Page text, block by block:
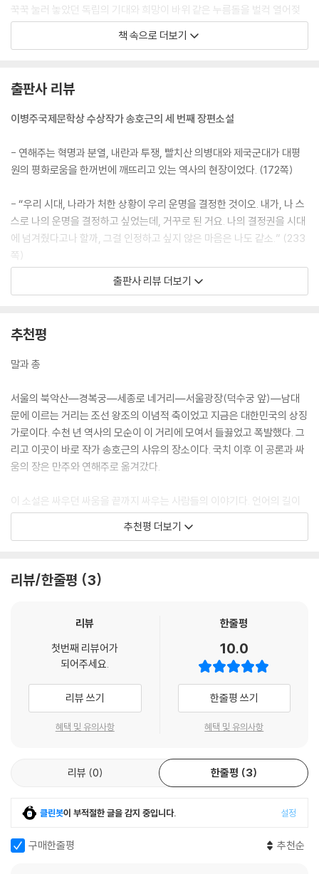
꾹꾹 눌러 놓았던 독립의 기대와 희망이 바위 같은 누름돌을 벌컥 열어젖
히고 솟아 올라왔다. 아, 얼마 만에 느끼는 희열인가. 마음을 누르던 바윗돌
빗장이 열리자 광서의 몸은 날아갈 것 같았다. 손이 떨렸다. 황실유학생으
--- p.135
하는 울음이었고 운명을 받아들인 울음이었다. 망명이라는 낯설고 막막한
삶 앞에서 두 사람은 어떤 기획도 기약도 할 수 없었다. 다만 두 손을 잡고
이들은 자고 있었다.
--- p.159
수류탄 수십 발이 갱 속에서 터졌다. 마적들이 쏟아져 나왔다. 기선을 제압
당한 적들은 혼비백산 뿔뿔이 달아났다. 경천은 소총 방아쇠를 당겼다. 마
--- p.194
“우리 시대, 나라가 처한 상황이 우리 운명을 결정한 것이오. 내가, 나 스스
넘겨줬다고나 할까, 그걸 인정하고 싶지 않은 마음은 나도 같소.”
시베리아는 광활하고 익명이다. 삼림과 더불어 사는 사람들은 야생 동물처
럼 이름이 없다. 늑대에 이름을 붙이지 않듯, 그냥 늑대고 여우다. 경천과
경옥이 아니고 그냥 사람이다. 익명을 보장하는 삼림이 마치 부드러운 이
불 마냥 느껴졌다. 혁명을 버리고 어디론가 숨어들 수 없을까.
경천은 손이 뒤로 묶인 채 광장 바닥에 쓰러진 백군 장교들을 바라봤다. 선
혈이 눈을 적셨다. 붉은 피와 백색의 눈이 서로 스며 무엇을 만들어 내는가.
한 장면을 요구하는가?
--- p.257
작은 쪽창에서 비춰드는 달빛이 위안이었다. 고향 마을에서 쬐던 달빛처럼
은은했다. 그 달빛을 타고 아버지와 어머니, 동생과 누이들 얼굴이 아련하
게 내려앉았다. 평범한 생활의 아름다움이었다. 그 평범함을 회복하기 위
해 인생을 던졌다. 타인들의 평범함, 이웃들의 평범함이란 얼마나 소중한
--- p.349
책 속으로 더보기
출판사 리뷰
이병주국제문학상 수상작가 송호근의 세 번째 장편소설
- 연해주는 혁명과 분열, 내란과 투쟁, 빨치산 의병대와 제국군대가 대평
원의 평화로움을 한꺼번에 깨뜨리고 있는 역사의 현장이었다. (172쪽)
- “우리 시대, 나라가 처한 상황이 우리 운명을 결정한 것이오. 내가, 나 스
스로 나의 운명을 결정하고 싶었는데, 거꾸로 된 거요. 나의 결정권을 시대
에 넘겨줬다고나 할까, 그걸 인정하고 싶지 않은 마음은 나도 같소.” (233
쪽)
첫 장편소설 《강화도》(2017)로 이병주국제문학상을 수상한 송호근이
시원을 되돌아본다. 일제강점기, 연해주에서 활약한 김경천(金擎天, 188
8~1942) 장군이 그 이야기의 주인공이다. 대한제국의 군인 집안에서 태
국이 무너지던 당시 김경천은 ‘시민의 자유’에 눈떴고, 3·1만세운동을 현장
에서 목격한 뒤 연해주로 망명해 항일 무장투쟁에 헌신한다. 당시 그의 활
약상은 ‘백마 탄 김장군’이라는 전설로 러시아와 중국에 회자되어 〈동아일
보〉 등을 통해 조선에까지 전해졌다. 그러나 국내 진군을 앞두고 소련 정부
의 정치적 희생양이 된 그는 수용소군도에 수감, 그곳에서 생을 마감한다.
경천의 생애를 좇으며 당대의 현실과 부딪혀 좌절하는 한 인간의 운명을
박진감 있게 그려 낸다.
시민(市民)과 국민(國民)이 탄생한 시원 속으로
- 경천은 아찔했다. 고종이 여전히 군주로 남아 있는 경천에게 제권은 끝났
양여한 것은 무효다! 신규식의 포효가 들렸다. (100쪽)
- 평범함을 회복하기 위해 인생을 던졌다. 타인들의 평범함, 이웃들의 평
범함이란 얼마나 소중한 것인가. 그 속에서 평범하게 살아가고 싶은 소망
은 왜 이렇게 어렵고 불가능한 것인가. 사랑하는 사람과 평화롭게 한평생
살아가는 것을 막는 이 역사란 대체 무엇인가. (349쪽)
가던 시기, 그 무렵 민권(民權)에 눈뜨며 탄생한 자유민은 김경천 혼자만
이 아니었다. 소설 속에는 지청천, 최재형, 이상재, 정재관 등 당시 실존했
림길 앞에선 그들의 선택은 독자에게 시대와 개인의 관계, 즉 운명에 대해
숙고하도록 한다. 섬세한 필치로 이 역사적 인물들을 되살려 낸 송호근은
작가의 말에서 “민권이란 시민과 국민의 출발점”(11쪽)이라고 썼다. 이야
출판사 리뷰 더보기
추천평
말과 총
서울의 북악산―경복궁―세종로 네거리―서울광장(덕수궁 앞)―남대
문에 이르는 거리는 조선 왕조의 이념적 축이었고 지금은 대한민국의 상징
가로이다. 수천 년 역사의 모순이 이 거리에 모여서 들끓었고 폭발했다. 그
리고 이곳이 바로 작가 송호근의 사유의 장소이다. 국치 이후 이 공론과 싸
움의 장은 만주와 연해주로 옮겨갔다.
이 소설은 싸우던 싸움을 끝까지 싸우는 사람들의 이야기다. 언어의 길이
끝나는 자리에서 사람들은 무기를 들었다. 역사는 개인의 삶 속으로 흘러
들어 왔고 개인들은 몸으로 역사를 감당했다. 이 소설에 나오는 모든 인물
성이다.
추천평 더보기
리뷰/한줄평 3
리뷰
첫번째 리뷰어가
되어주세요.
리뷰 쓰기
혜택 및 유의사항
한줄평
10.0
한줄평 쓰기
혜택 및 유의사항
리뷰 0 한줄평 3
클린봇이 부적절한 글을 감지 중입니다. 설정
구매한줄평 추천순